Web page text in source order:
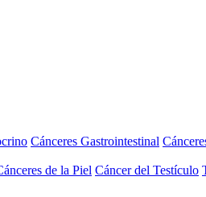
Cánceres Gastrointestinal
de la Piel Cáncer del Testículo